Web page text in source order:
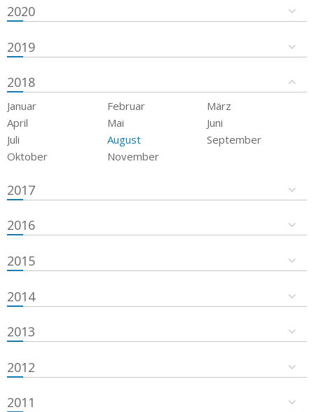
2020
2019
2018
Januar Februar
März
April
Mai
Juni
Juli
August
September
Oktober
November
2017
2016
2015
2014
2013
2012
2011